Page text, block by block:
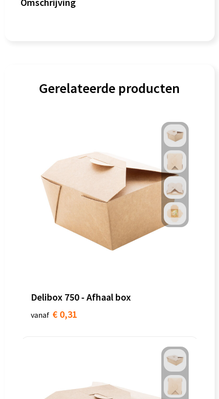
Gerelateerde producten
Delibox 750 - Afhaal box
vanaf € 0,31